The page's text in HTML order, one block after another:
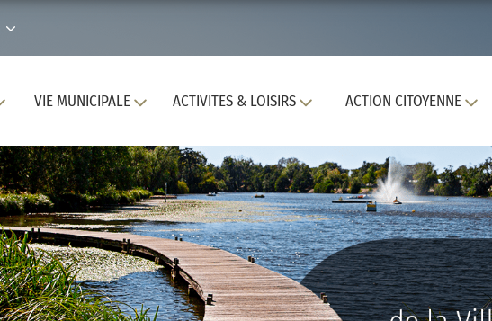
VIE MUNICIPALE ACTIVITES & LOISIRS ACTION CITOYENNE